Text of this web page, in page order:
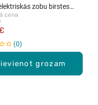
grozam
zobu birstes
2gab.
cena
0